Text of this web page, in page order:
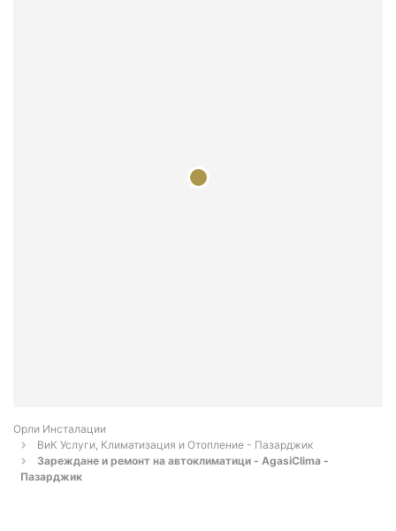
Орли Инсталации
ВиК Услуги, Климатизация и Отопление - Пазарджик
Зареждане и ремонт на автоклиматици - AgasiClima -
Пазарджик